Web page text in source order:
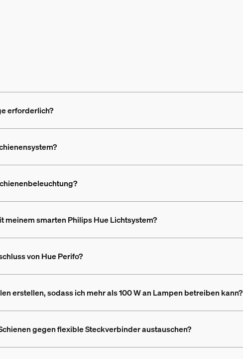
erforderlich?
meinem smarten Philips Hue Lichtsystem?
von Hue Perifo?
erstellen, sodass ich mehr als 100 W an Lampen betreiben kann?
gegen flexible Steckverbinder austauschen?